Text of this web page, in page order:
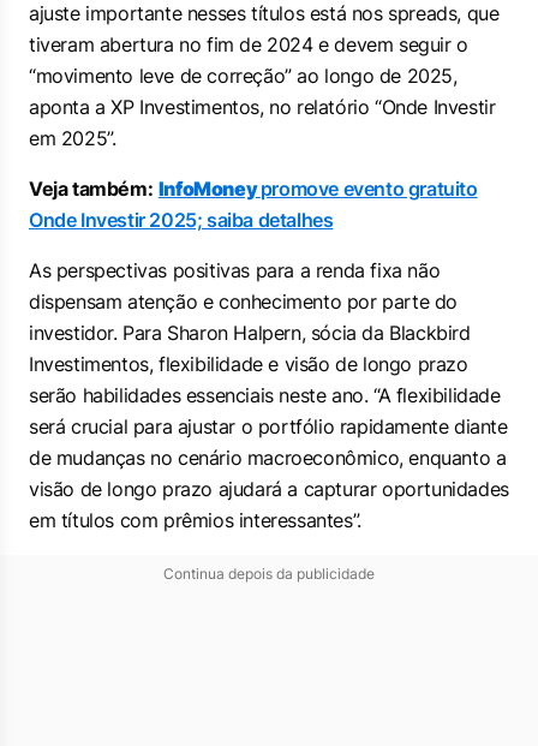
ajuste importante nesses títulos está nos spreads, que
tiveram abertura no fim de 2024 e devem seguir o
“movimento leve de correção” ao longo de 2025,
aponta a XP Investimentos, no relatório “Onde Investir
em 2025”.
Veja também: InfoMoneypromove evento gratuito
Onde Investir 2025; saiba detalhes
As perspectivas positivas para a renda fixa não
dispensam atenção e conhecimento por parte do
investidor. Para Sharon Halpern, sócia da Blackbird
Investimentos, flexibilidade e visão de longo prazo
serão habilidades essenciais neste ano. “A flexibilidade
será crucial para ajustar o portfólio rapidamente diante
de mudanças no cenário macroeconômico, enquanto a
visão de longo prazo ajudará a capturar oportunidades
em títulos com prêmios interessantes”.
Continua depois da publicidade